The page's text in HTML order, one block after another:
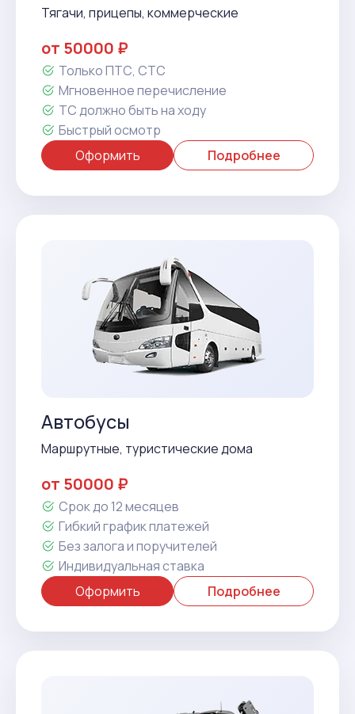
Тягачи, прицепы, коммерческие
от 50000 ₽
Только ПТС, СТС
Мгновенное перечисление
ТС должно быть на ходу
Быстрый осмотр
Оформить
Подробнее
Автобусы
Маршрутные, туристические дома
от 50000 ₽
Срок до 12 месяцев
Гибкий график платежей
Без залога и поручителей
Индивидуальная ставка
Оформить
Подробнее